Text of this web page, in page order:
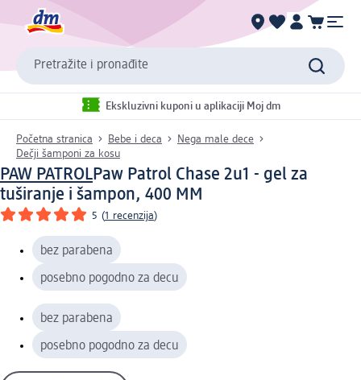
Pretražite i pronađite
Ekskluzivni kuponi u aplikaciji Moj dm
Početna stranica Bebe i deca
Nega male dece
Dečji šamponi za kosu
PAW PATROLPaw Patrol Chase 2u1 - gel za
tuširanje i šampon, 400 MM
5 (1 recenzija)
bez parabena
posebno pogodno za decu
bez parabena
posebno pogodno za decu